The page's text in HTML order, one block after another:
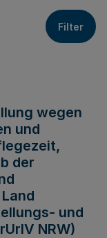
Filter
wegen
und
der
und
NRW)